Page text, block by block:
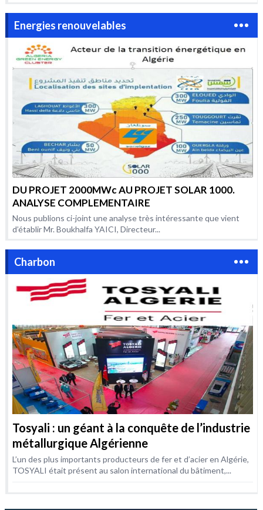
Energies renouvelables
DU PROJET 2000MWc AU PROJET SOLAR 1000.
ANALYSE COMPLEMENTAIRE
Nous publions ci-joint une analyse très intéressante que vient
d’établir Mr. Boukhalfa YAICI, Directeur...
Charbon
Tosyali : un géant à la conquête de l’industrie
métallurgique Algérienne
L’un des plus importants producteurs de fer et d’acier en Algérie,
TOSYALI était présent au salon international du bâtiment,...